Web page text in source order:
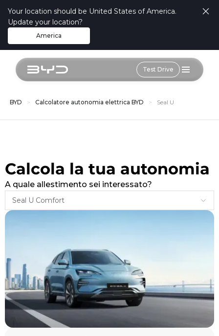
Your location should be United States of America.
Update your location?
America
Test Drive
BYD Calcolatore autonomia elettrica BYD Seal U
Calcola la tua autonomia
A quale allestimento sei interessato?